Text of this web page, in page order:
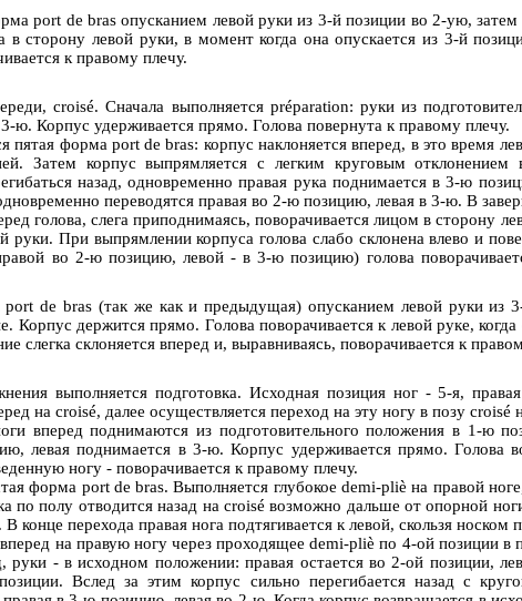
рort de bras опусканием левой руки из 3-й позиции во 2-ую,
в сторону левой руки, в момент когда она опускается из 3-й
к правому плечу.
croisé. Сначала выполняется préparation: руки из
ю. Корпус удерживается прямо. Голова повернута к правому плечу.
пятая форма рort de bras: корпус наклоняется вперед, в это время
Затем корпус выпрямляется с легким круговым
назад, одновременно правая рука поднимается в 3-ю
переводятся правая во 2-ю позицию, левая в 3-ю. В
голова, слега приподнимаясь, поворачивается лицом в сторону
руки. При выпрямлении корпуса голова слабо склонена влево и
во 2-ю позицию, левой - в 3-ю позицию) голова
рort de bras (так же как и предыдущая) опусканием левой руки
Корпус держится прямо. Голова поворачивается к левой руке,
слегка склоняется вперед и, выравниваясь, поворачивается к
выполняется подготовка. Исходная позиция ног - 5-я,
на croisé, далее осуществляется переход на эту ногу в позу croisé
вперед поднимаются из подготовительного положения в 1-ю
левая поднимается в 3-ю. Корпус удерживается прямо.
ногу - поворачивается к правому плечу.
форма рort de bras. Выполняется глубокое demi-pliè на правой
по полу отводится назад на croisé возможно дальше от опорной
конце перехода правая нога подтягивается к левой, скользя
на правую ногу через проходящее demi-pliè по 4-ой позиции
руки - в исходном положении: правая остается во 2-ой позиции,
Вслед за этим корпус сильно перегибается назад с